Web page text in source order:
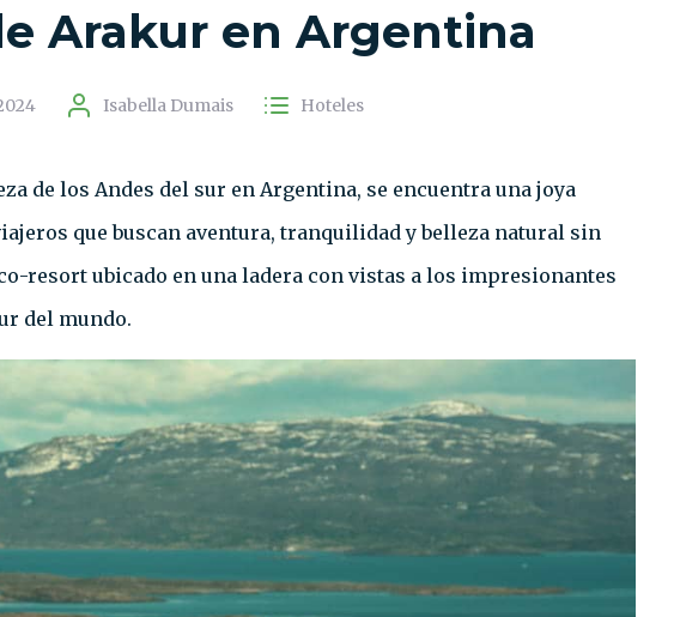
Arakur en Argentina
Isabella Dumais Hoteles
de los Andes del sur en Argentina, se encuentra una joya
que buscan aventura, tranquilidad y belleza natural sin
resort ubicado en una ladera con vistas a los impresionantes
del mundo.